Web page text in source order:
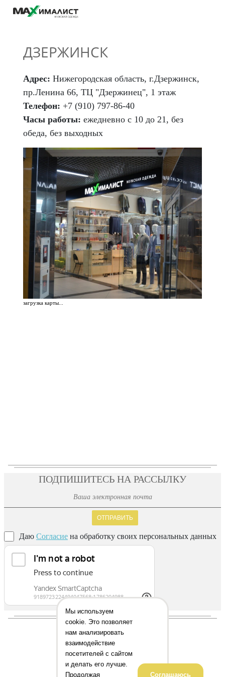
ДЗЕРЖИНСК
Адрес: Нижегородская область, г.Дзержинск,
пр.Ленина 66, ТЦ "Дзержинец", 1 этаж
Телефон: +7 (910) 797-86-40
Часы работы: ежедневно с 10 до 21, без
обеда, без выходных
загрузка карты...
ПОДПИШИТЕСЬ НА РАССЫЛКУ
ОТПРАВИТЬ
Даю Согласие на обработку своих персональных данных
Мы используем
cookie. Это позволяет
нам анализировать
взаимодействие
посетителей с сайтом
и делать его лучше.
Продолжая
Соглашаюсь